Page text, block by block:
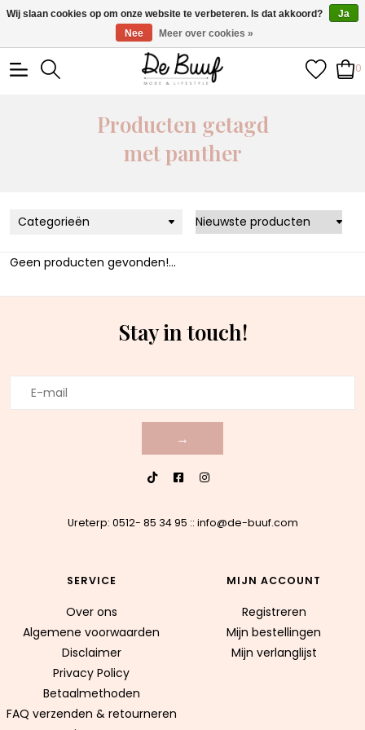
• Wekelijks nieuwe items • Gratis verzending >€100,- •
Verzonden binnen 1-3 werkdagen
0
Producten getagd
met panther
Categorieën
Geen producten gevonden!...
Stay in touch!
→
Ureterp: 0512- 85 34 95 :: info@de-buuf.com
SERVICE
Over ons
Algemene voorwaarden
Disclaimer
Privacy Policy
Betaalmethoden
FAQ verzenden & retourneren
MIJN ACCOUNT
Registreren
Mijn bestellingen
Mijn verlanglijst
Wij slaan cookies op om onze website te verbeteren. Is dat akkoord?
Ja
Nee
Meer over cookies »